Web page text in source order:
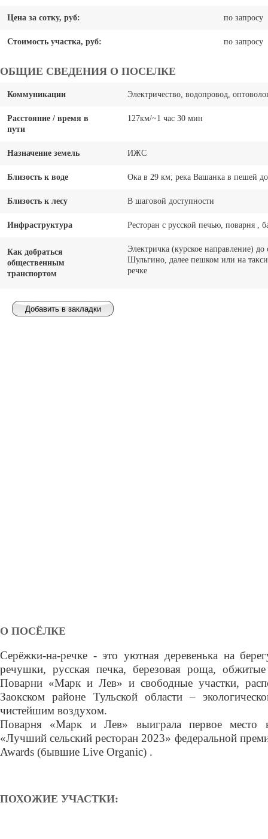
Цена за сотку, руб: по запросу
Стоимость участка, руб: по запросу
ОБЩИЕ СВЕДЕНИЯ О ПОСЕЛКЕ
Коммуникации Электричество, водопровод,
Расстояние / время в
пути
127км/~1 час 30 мин
Назначение земель ИЖС
Близость к воде Ока в 29 км; река Вашанка в пешей
Близость к лесу В шаговой доступности
Инфраструктура Ресторан с русской печью, поварня ,
Как добраться
общественным
транспортом
Электричка (курское направление)
Шульгино, далее пешком или на
речке
О ПОСЁЛКЕ
Серёжки-на-речке - это уютная деревенька на
речушки, русская печка, березовая роща,
Поварни «Марк и Лев» и свободные участки,
Заокском районе Тульской области –
чистейшим воздухом.
Поварня «Марк и Лев» выиграла первое место
«Лучший сельский ресторан 2023» федеральной
Awards (бывшие Live Organic) .
ПОХОЖИЕ УЧАСТКИ: